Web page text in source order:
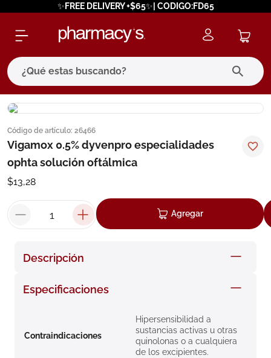
✨FREE DELIVERY +$65✨| CODIGO:FD65
¿Qué estas buscando?
Código de artículo: 26466
Vigamox 0.5% dyvenpro especialidades
ophta solución oftálmica
$13,28
Agregar
Descripción
Especificaciones
Contraindicaciones
Hipersensibilidad a
sustancias activas u otras
quinolonas o a cualquiera
de los excipientes.
términos más buscados
1. eucerin
protector solar
3.
cerave
7. isdin
roche posay